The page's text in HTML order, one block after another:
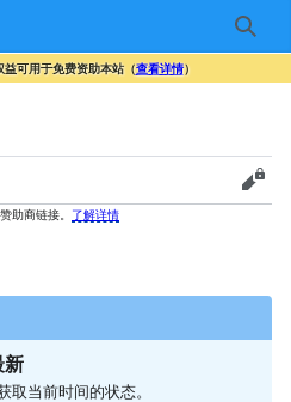
搜索
益可用于免费资助本站（查看详情）
查看
助商链接。 了解详情
新
取当前时间的状态。